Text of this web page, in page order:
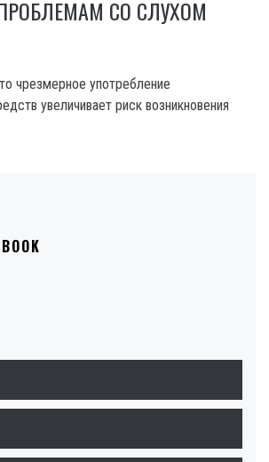
СО СЛУХОМ
чрезмерное употребление
увеличивает риск возникновения